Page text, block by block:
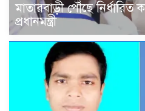
মাতারবাড়ী পৌঁছে নির্ধারিত
প্রধানমন্ত্রী